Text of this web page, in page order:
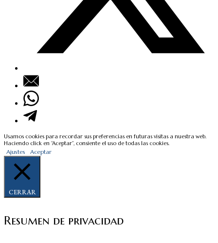
Usamos cookies para recordar sus preferencias en futuras visitas a nuestra web.
Haciendo click en “Aceptar”, consiente el uso de todas las cookies.
Ajustes Aceptar
CERRAR
Resumen de privacidad